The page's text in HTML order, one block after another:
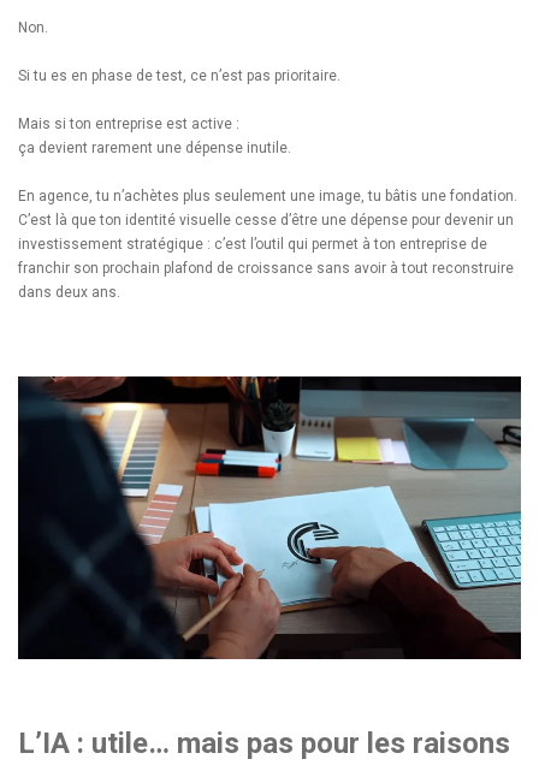
Non.
Si tu es en phase de test, ce n’est pas prioritaire.
Mais si ton entreprise est active :
ça devient rarement une dépense inutile.
En agence, tu n’achètes plus seulement une image, tu bâtis une fondation.
C’est là que ton identité visuelle cesse d’être une dépense pour devenir un
investissement stratégique : c’est l’outil qui permet à ton entreprise de
franchir son prochain plafond de croissance sans avoir à tout reconstruire
dans deux ans.
L’IA : utile… mais pas pour les raisons